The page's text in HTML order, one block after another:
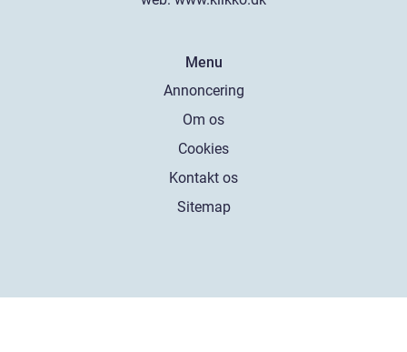
Menu
Annoncering
Om os
Cookies
Kontakt os
Sitemap